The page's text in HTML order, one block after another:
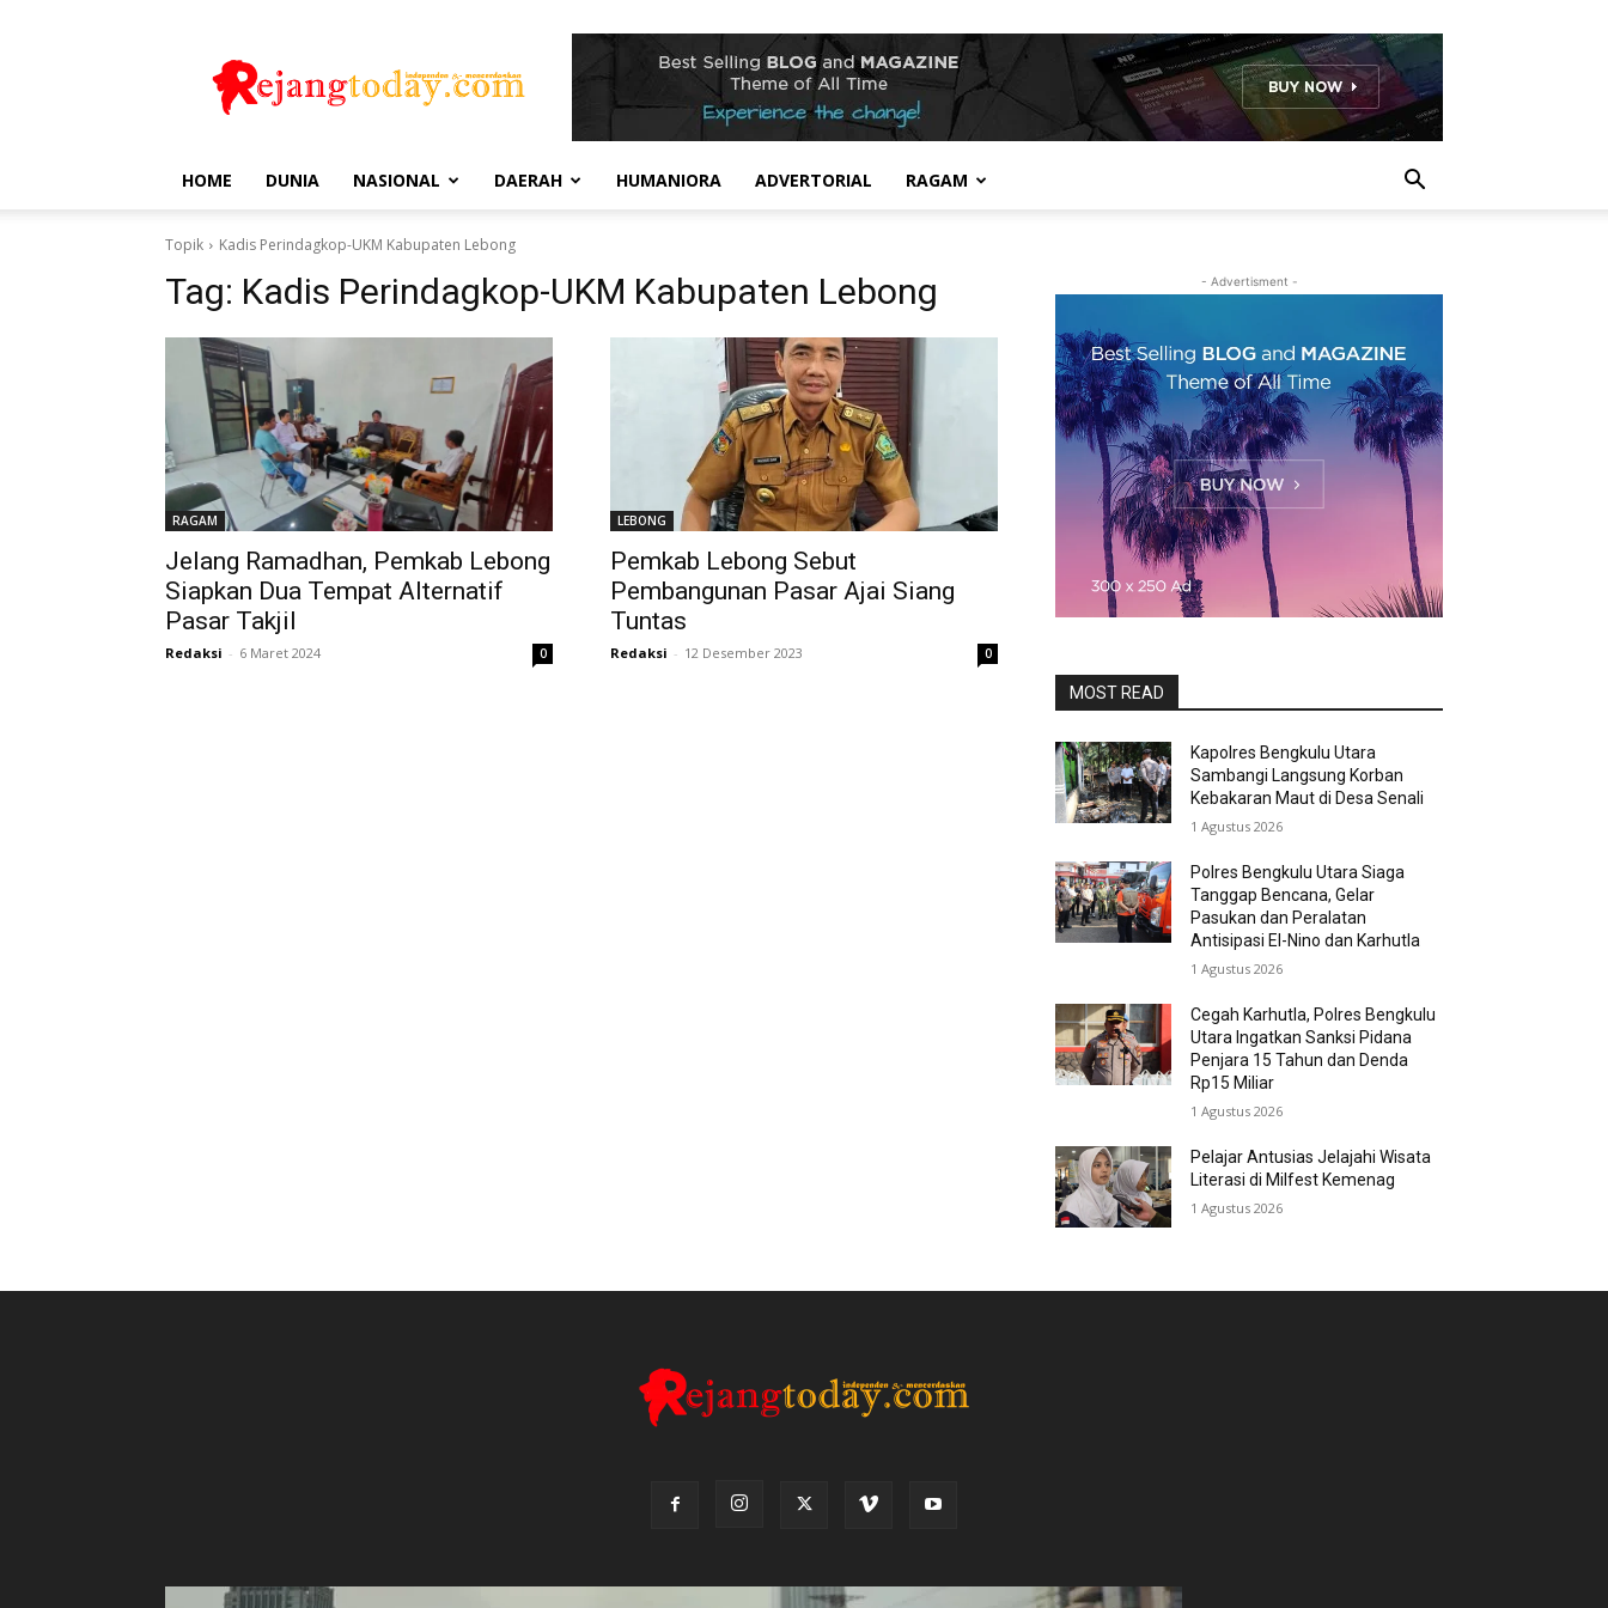
Today
HOME DUNIA NASIONAL DAERAH HUMANIORA ADVERTORIAL RAGAM
Topik Kadis Perindagkop-UKM Kabupaten Lebong
Tag: Kadis Perindagkop-UKM Kabupaten Lebong
RAGAM
Jelang Ramadhan, Pemkab Lebong
Siapkan Dua Tempat Alternatif
Pasar Takjil
Redaksi - 6 Maret 2024 0
LEBONG
Pemkab Lebong Sebut
Pembangunan Pasar Ajai Siang
Tuntas
Redaksi - 12 Desember 2023 0
- Advertisment -
MOST READ
Kapolres Bengkulu Utara
Sambangi Langsung Korban
Kebakaran Maut di Desa Senali
1 Agustus 2026
Polres Bengkulu Utara Siaga
Tanggap Bencana, Gelar
Pasukan dan Peralatan
Antisipasi El-Nino dan Karhutla
1 Agustus 2026
Cegah Karhutla, Polres Bengkulu
Utara Ingatkan Sanksi Pidana
Penjara 15 Tahun dan Denda
Rp15 Miliar
1 Agustus 2026
Pelajar Antusias Jelajahi Wisata
Literasi di Milfest Kemenag
1 Agustus 2026